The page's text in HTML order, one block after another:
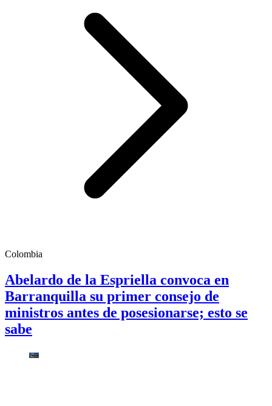
Colombia
Abelardo de la Espriella convoca en
Barranquilla su primer consejo de
ministros antes de posesionarse; esto se
sabe